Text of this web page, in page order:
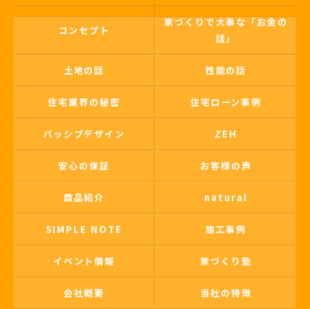
コンセプト
家づくりで大事な「お金の
話」
土地の話 性能の話
住宅業界の秘密 住宅ローン事例
パッシブデザイン ZEH
安心の保証 お客様の声
商品紹介 natural
SIMPLE NOTE 施工事例
イベント情報 家づくり塾
会社概要 当社の特徴